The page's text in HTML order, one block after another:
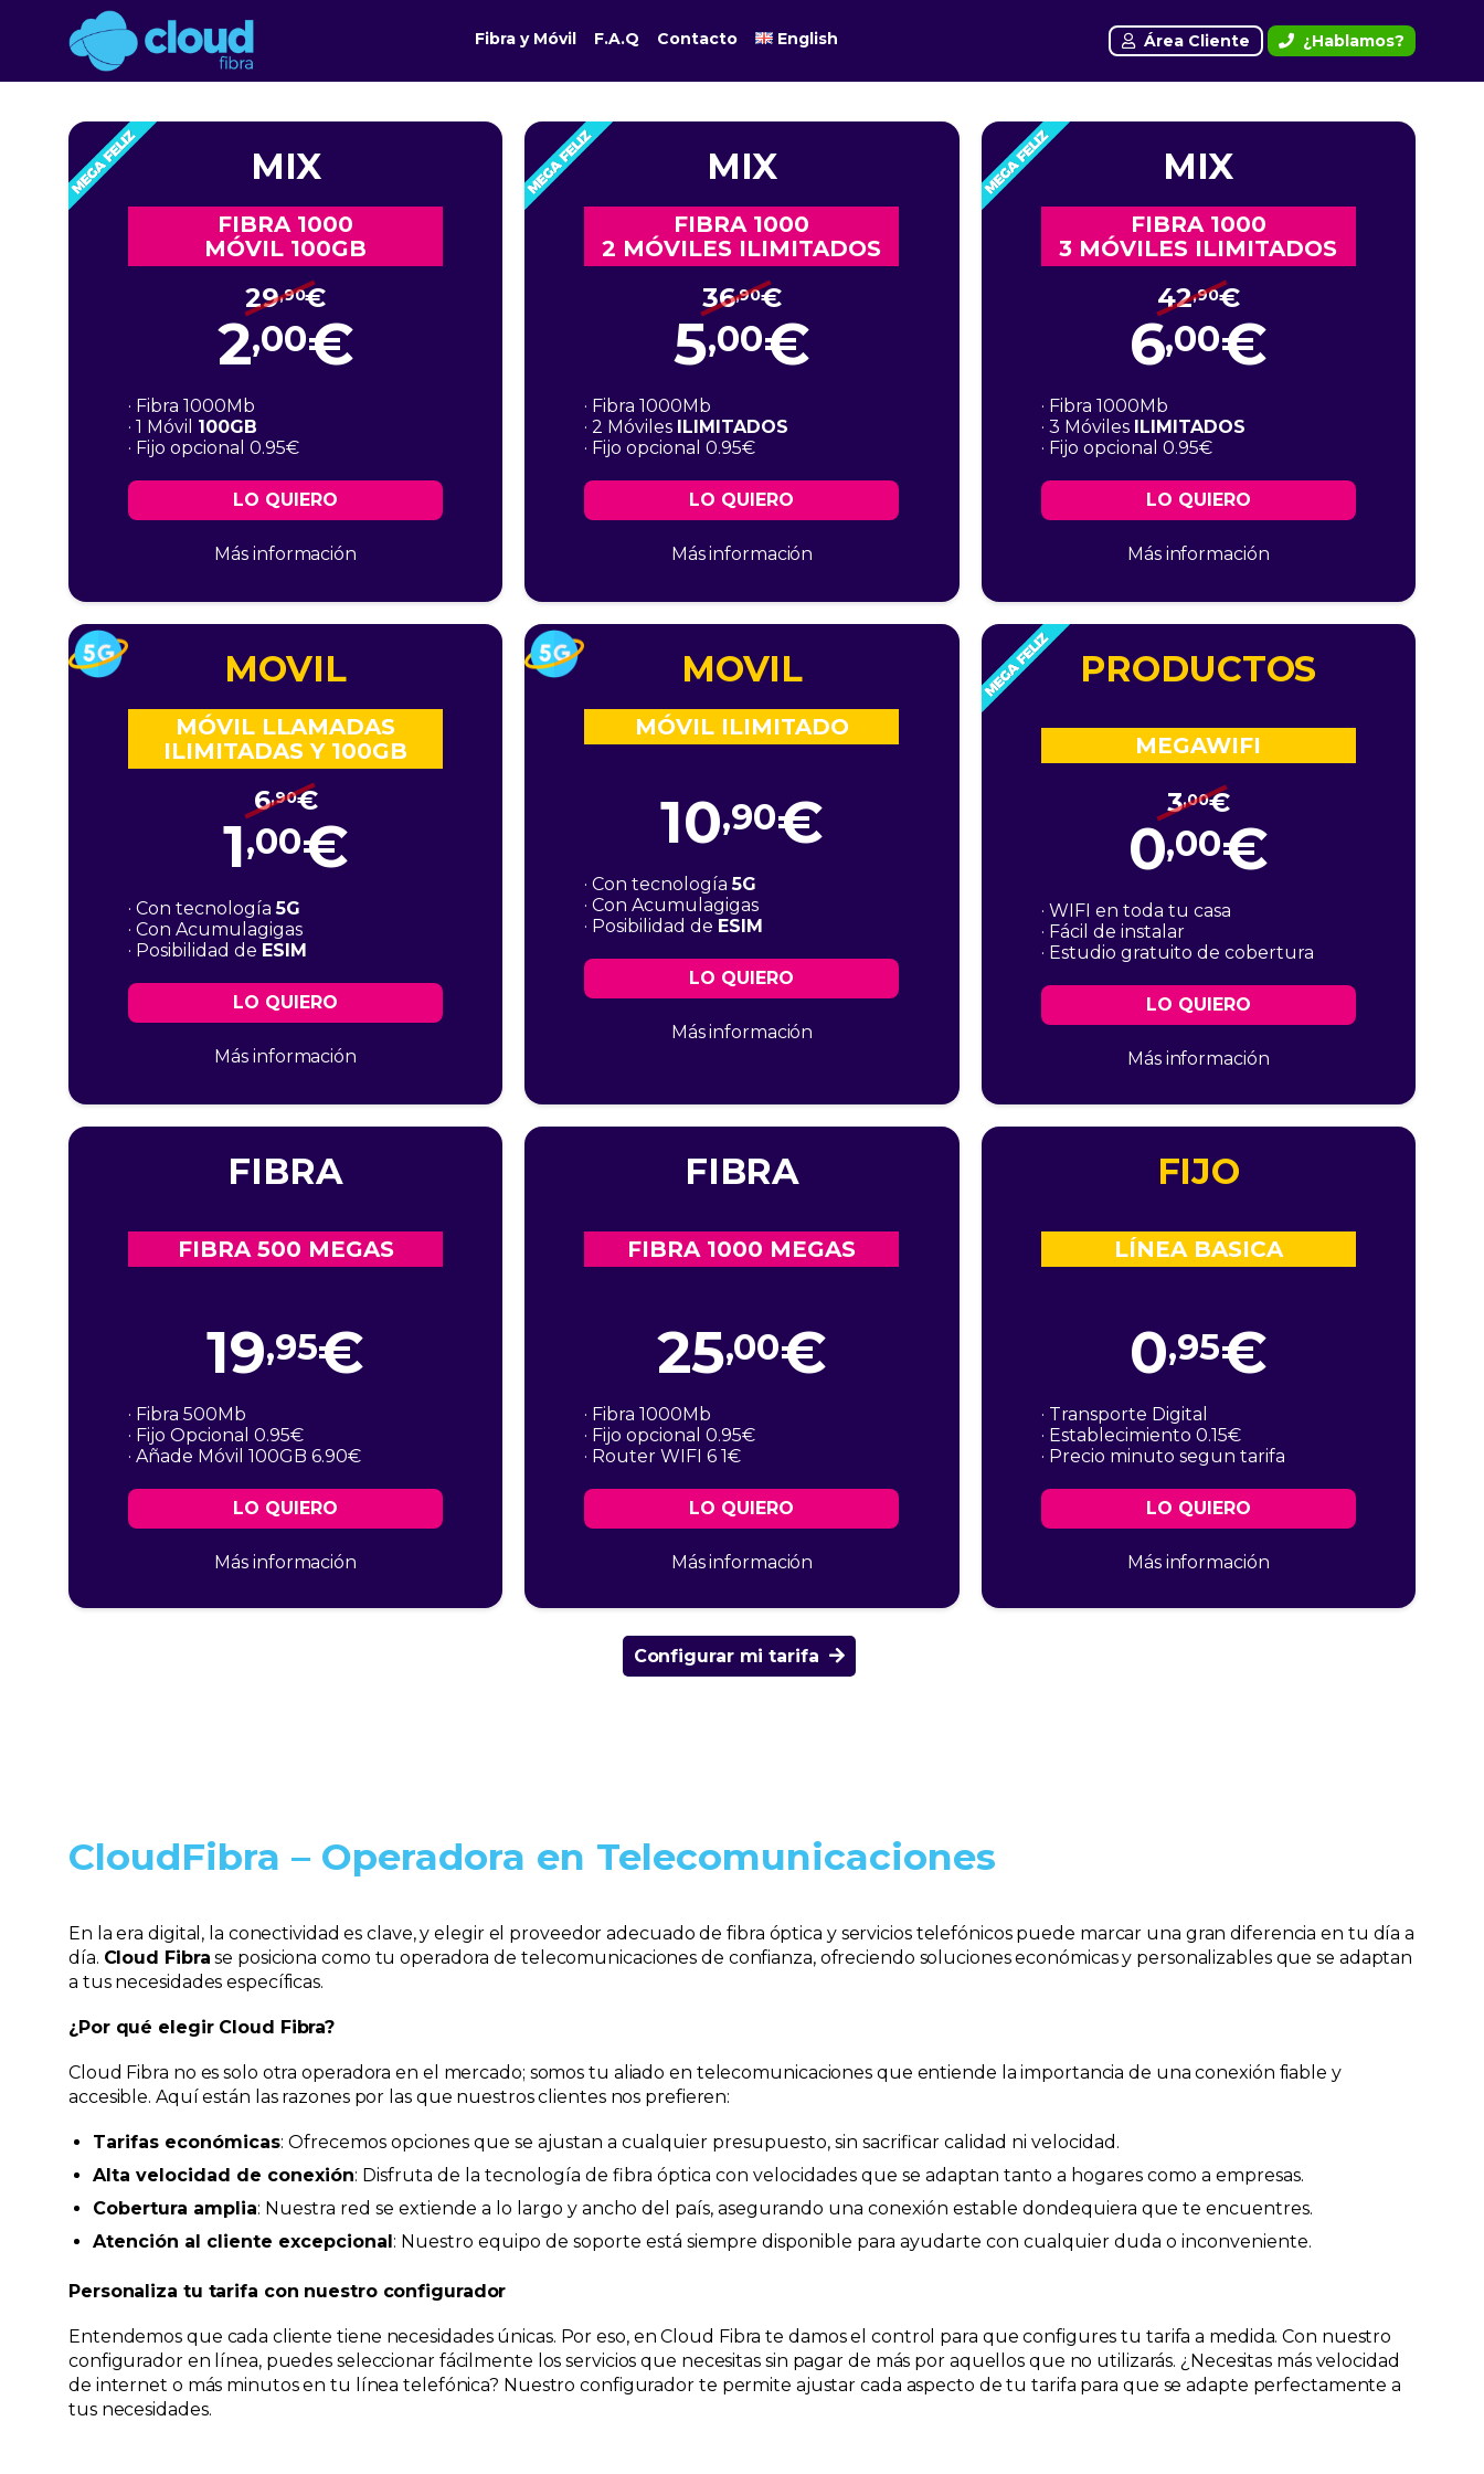
Fibra y Móvil F.A.Q Contacto English Área Cliente ¿Hablamos?
MIX
FIBRA 1000
MÓVIL 100GB
29,90€
2,00€
· Fibra 1000Mb
· 1 Móvil 100GB
· Fijo opcional 0.95€
LO QUIERO
Más información
MIX
FIBRA 1000
2 MÓVILES ILIMITADOS
36,90€
5,00€
· Fibra 1000Mb
· 2 Móviles
ILIMITADOS
· Fijo opcional 0.95€
LO QUIERO
Más información
MIX
FIBRA 1000
3 MÓVILES ILIMITADOS
42,90€
6,00€
· Fibra 1000Mb
· 3 Móviles
ILIMITADOS
· Fijo opcional 0.95€
LO QUIERO
Más información
MOVIL
MÓVIL LLAMADAS
ILIMITADAS Y 100GB
6,90€
1,00€
· Con tecnología5G
· Con Acumulagigas
· Posibilidad de ESIM
LO QUIERO
Más información
MOVIL
MÓVIL ILIMITADO
10,90€
· Con tecnología5G
· Con Acumulagigas
· Posibilidad de ESIM
LO QUIERO
Más información
PRODUCTOS
MEGAWIFI
3,00€
0,00€
· WIFI en toda tu casa
· Fácil de instalar
· Estudio gratuito de cobertura
LO QUIERO
Más información
FIBRA
FIBRA 500 MEGAS
19,95€
· Fibra 500Mb
· Fijo Opcional 0.95€
· Añade Móvil 100GB 6.90€
LO QUIERO
Más información
FIBRA
FIBRA 1000 MEGAS
25,00€
· Fibra 1000Mb
· Fijo opcional 0.95€
· Router WIFI 6 1€
LO QUIERO
Más información
FIJO
LÍNEA BASICA
0,95€
· Transporte Digital
· Establecimiento 0.15€
· Precio minuto segun tarifa
LO QUIERO
Más información
Configurar mi tarifa
CloudFibra – Operadora en Telecomunicaciones
En la era digital, la conectividad es clave, y elegir el proveedor adecuado de fibra óptica y servicios telefónicos puede marcar una gran diferencia en tu día a
día. Cloud Fibra se posiciona como tu operadora de telecomunicaciones de confianza, ofreciendo soluciones económicas y personalizables que se adaptan
a tus necesidades específicas.
¿Por qué elegir Cloud Fibra?
Cloud Fibra no es solo otra operadora en el mercado; somos tu aliado en telecomunicaciones que entiende la importancia de una conexión fiable y
accesible. Aquí están las razones por las que nuestros clientes nos prefieren:
Tarifas económicas: Ofrecemos opciones que se ajustan a cualquier presupuesto, sin sacrificar calidad ni velocidad.
Alta velocidad de conexión: Disfruta de la tecnología de fibra óptica con velocidades que se adaptan tanto a hogares como a empresas.
Cobertura amplia: Nuestra red se extiende a lo largo y ancho del país, asegurando una conexión estable dondequiera que te encuentres.
Atención al cliente excepcional : Nuestro equipo de soporte está siempre disponible para ayudarte con cualquier duda o inconveniente.
Personaliza tu tarifa con nuestro configurador
Entendemos que cada cliente tiene necesidades únicas. Por eso, en Cloud Fibra te damos el control para que configures tu tarifa a medida. Con nuestro
configurador en línea, puedes seleccionar fácilmente los servicios que necesitas sin pagar de más por aquellos que no utilizarás. ¿Necesitas más velocidad
de internet o más minutos en tu línea telefónica? Nuestro configurador te permite ajustar cada aspecto de tu tarifa para que se adapte perfectamente a
tus necesidades.